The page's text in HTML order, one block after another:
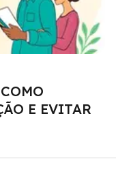
E EVITAR